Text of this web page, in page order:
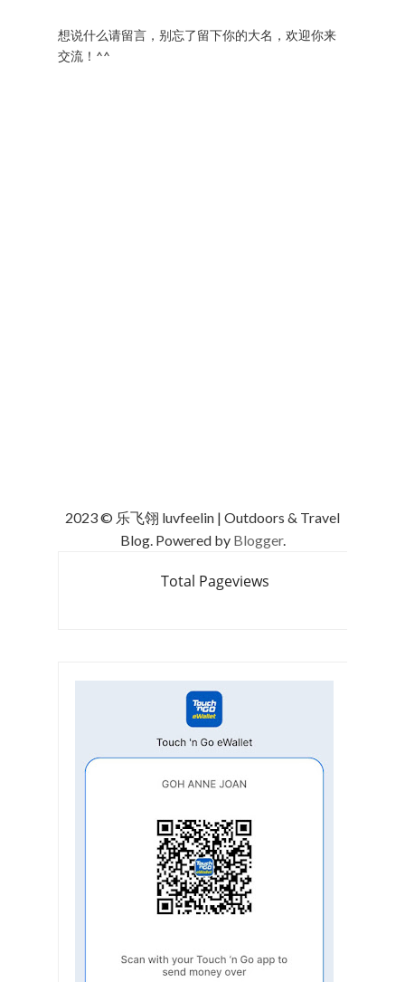
想说什么请留言，别忘了留下你的大名，欢迎你来
交流！^^
2023 © 乐飞翎 luvfeelin | Outdoors & Travel
Blog. Powered by Blogger.
Total Pageviews